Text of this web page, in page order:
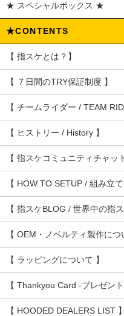
★ スペシャルボックス ★
★CONTENTS
【 指スケとは？】
【 ７日間のTRY保証制度 】
【 チームライダー / TEAM
【 ヒストリー / History 】
【 指スケコミュニティチャッ
【 HOW TO SETUP / 組み立て
【 指スケBLOG / 世界中の指
【 OEM・ノベルティ製作につ
【 ラッピングについて 】
【 Thankyou Card -プレゼン
【 HOODED DEALERS LIST 】